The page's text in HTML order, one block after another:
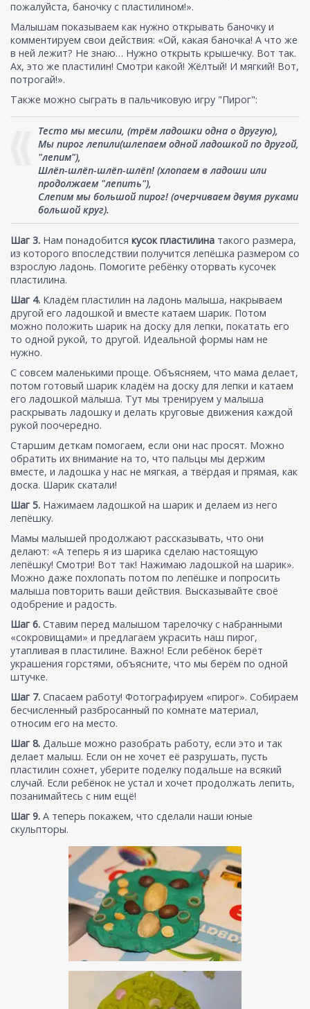
пожалуйста, баночку с пластилином!».
Малышам показываем как нужно открывать баночку и
комментируем свои действия: «Ой, какая баночка! А что же
в ней лежит? Не знаю… Нужно открыть крышечку. Вот так.
Ах, это же пластилин! Смотри какой! Жёлтый! И мягкий! Вот,
потрогай!».
Также можно сыграть в пальчиковую игру "Пирог":
Тесто мы месили, (трём ладошки одна о другую),
Мы пирог лепили(шлепаем одной ладошкой по другой,
"лепим"),
Шлёп-шлёп-шлёп-шлёп! (хлопаем в ладоши или
продолжаем "лепить"),
Слепим мы большой пирог! (очерчиваем двумя руками
большой круг).
Шаг 3. Нам понадобится кусок пластилина такого размера,
из которого впоследствии получится лепёшка размером со
взрослую ладонь. Помогите ребёнку оторвать кусочек
пластилина.
Шаг 4. Кладём пластилин на ладонь малыша, накрываем
другой его ладошкой и вместе катаем шарик. Потом
можно положить шарик на доску для лепки, покатать его
то одной рукой, то другой. Идеальной формы нам не
нужно.
С совсем маленькими проще. Объясняем, что мама делает,
потом готовый шарик кладём на доску для лепки и катаем
его ладошкой малыша. Тут мы тренируем у малыша
раскрывать ладошку и делать круговые движения каждой
рукой поочередно.
Старшим деткам помогаем, если они нас просят. Можно
обратить их внимание на то, что пальцы мы держим
вместе, и ладошка у нас не мягкая, а твёрдая и прямая, как
доска. Шарик скатали!
Шаг 5. Нажимаем ладошкой на шарик и делаем из него
лепёшку.
Мамы малышей продолжают рассказывать, что они
делают: «А теперь я из шарика сделаю настоящую
лепёшку! Смотри! Вот так! Нажимаю ладошкой на шарик».
Можно даже похлопать потом по лепёшке и попросить
малыша повторить ваши действия. Высказывайте своё
одобрение и радость.
Шаг 6. Ставим перед малышом тарелочку с набранными
«сокровищами» и предлагаем украсить наш пирог,
утапливая в пластилине. Важно! Если ребёнок берёт
украшения горстями, объясните, что мы берём по одной
штучке.
Шаг 7. Спасаем работу! Фотографируем «пирог». Собираем
бесчисленный разбросанный по комнате материал,
относим его на место.
Шаг 8. Дальше можно разобрать работу, если это и так
делает малыш. Если он не хочет её разрушать, пусть
пластилин сохнет, уберите поделку подальше на всякий
случай. Если ребёнок не устал и хочет продолжать лепить,
позанимайтесь с ним ещё!
Шаг 9. А теперь покажем, что сделали наши юные
скульпторы.